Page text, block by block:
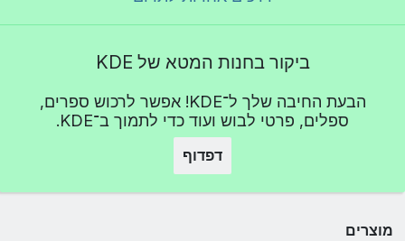
ביקור בחנות המטא של KDE
הבעת החיבה שלך ל־KDE! אפשר לרכוש ספרים,
ספלים, פרטי לבוש ועוד כדי לתמוך ב־KDE.
דפדוף
מוצרים